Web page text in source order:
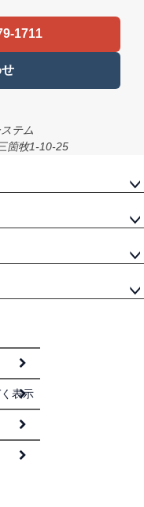
1711
テム
箇牧1-10-25
表示